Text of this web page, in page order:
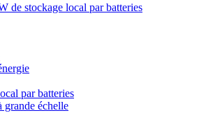
de stockage local par batteries
par batteries
grande échelle